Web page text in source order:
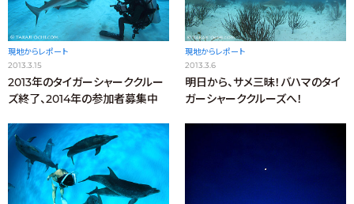
現地からレポート
2013.3.15
2013年のタイガーシャーククルー
ズ終了、2014年の参加者募集中
現地からレポート
2013.3.6
明日から、サメ三昧！バハマのタイ
ガーシャーククルーズへ！